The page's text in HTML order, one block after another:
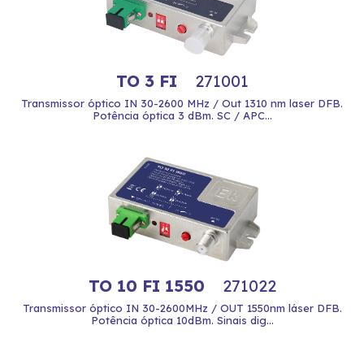
TO 3 FI 271001
Transmissor óptico IN 30-2600 MHz / Out 1310 nm laser DFB.
Potência óptica 3 dBm. SC / APC...
TO 10 FI 1550 271022
Transmissor óptico IN 30-2600MHz / OUT 1550nm láser DFB.
Potência óptica 10dBm. Sinais dig...